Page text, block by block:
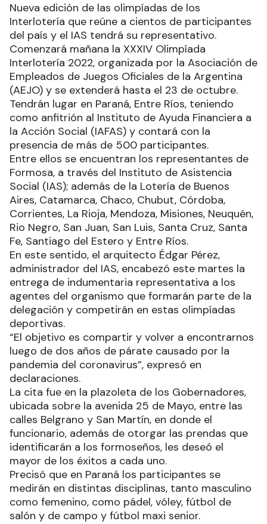
Nueva edición de las olimpíadas de los
Interlotería que reúne a cientos de participantes
del país y el IAS tendrá su representativo.
Comenzará mañana la XXXIV Olimpíada
Interlotería 2022, organizada por la Asociación de
Empleados de Juegos Oficiales de la Argentina
(AEJO) y se extenderá hasta el 23 de octubre.
Tendrán lugar en Paraná, Entre Ríos, teniendo
como anfitrión al Instituto de Ayuda Financiera a
la Acción Social (IAFAS) y contará con la
presencia de más de 500 participantes.
Entre ellos se encuentran los representantes de
Formosa, a través del Instituto de Asistencia
Social (IAS); además de la Lotería de Buenos
Aires, Catamarca, Chaco, Chubut, Córdoba,
Corrientes, La Rioja, Mendoza, Misiones, Neuquén,
Rio Negro, San Juan, San Luis, Santa Cruz, Santa
Fe, Santiago del Estero y Entre Ríos.
En este sentido, el arquitecto Édgar Pérez,
administrador del IAS, encabezó este martes la
entrega de indumentaria representativa a los
agentes del organismo que formarán parte de la
delegación y competirán en estas olimpíadas
deportivas.
“El objetivo es compartir y volver a encontrarnos
luego de dos años de párate causado por la
pandemia del coronavirus”, expresó en
declaraciones.
La cita fue en la plazoleta de los Gobernadores,
ubicada sobre la avenida 25 de Mayo, entre las
calles Belgrano y San Martín, en donde el
funcionario, además de otorgar las prendas que
identificarán a los formoseños, les deseó el
mayor de los éxitos a cada uno.
Precisó que en Paraná los participantes se
medirán en distintas disciplinas, tanto masculino
como femenino, como pádel, vóley, fútbol de
salón y de campo y fútbol maxi senior.